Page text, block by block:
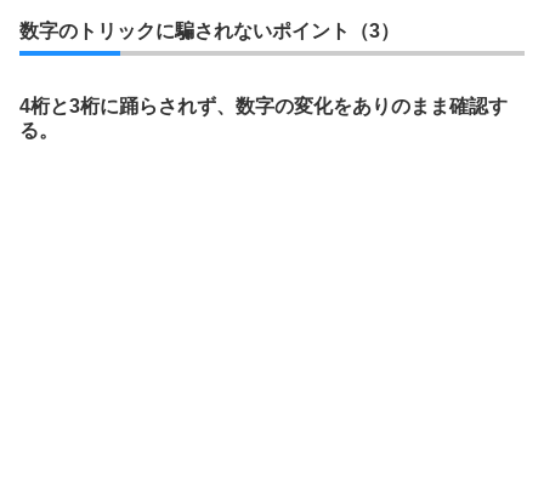
数字のトリックに騙されないポイント（3）
4桁と3桁に踊らされず、数字の変化をありのまま確認す
る。